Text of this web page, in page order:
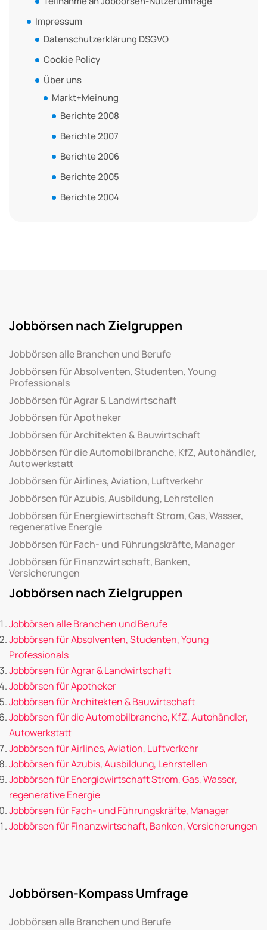
Impressum
Datenschutzerklärung DSGVO
Cookie Policy
Über uns
Markt+Meinung
Berichte 2008
Berichte 2007
Berichte 2006
Berichte 2005
Berichte 2004
Jobbörsen nach Zielgruppen
Jobbörsen alle Branchen und Berufe
Jobbörsen für Absolventen, Studenten, Young
Professionals
Jobbörsen für Agrar & Landwirtschaft
Jobbörsen für Apotheker
Jobbörsen für Architekten & Bauwirtschaft
Jobbörsen für die Automobilbranche, KfZ, Autohändler,
Autowerkstatt
Jobbörsen für Airlines, Aviation, Luftverkehr
Jobbörsen für Azubis, Ausbildung, Lehrstellen
Jobbörsen für Energiewirtschaft Strom, Gas, Wasser,
regenerative Energie
Jobbörsen für Fach- und Führungskräfte, Manager
Jobbörsen für Finanzwirtschaft, Banken,
Versicherungen
Jobbörsen nach Zielgruppen
Jobbörsen alle Branchen und Berufe
Jobbörsen für Absolventen, Studenten, Young
Professionals
Jobbörsen für Agrar & Landwirtschaft
Jobbörsen für Apotheker
Jobbörsen für Architekten & Bauwirtschaft
Jobbörsen für die Automobilbranche, KfZ, Autohändler,
Autowerkstatt
Jobbörsen für Airlines, Aviation, Luftverkehr
Jobbörsen für Azubis, Ausbildung, Lehrstellen
Jobbörsen für Energiewirtschaft Strom, Gas, Wasser,
regenerative Energie
Jobbörsen für Fach- und Führungskräfte, Manager
Jobbörsen für Finanzwirtschaft, Banken, Versicherungen
Jobbörsen-Kompass Umfrage
Jobbörsen alle Branchen und Berufe